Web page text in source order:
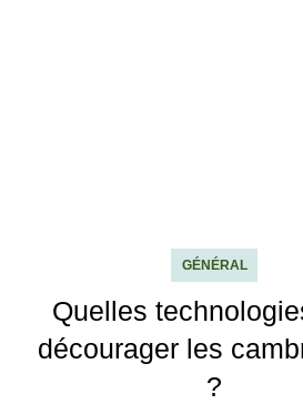
GÉNÉRAL
Quelles
décourager les
?